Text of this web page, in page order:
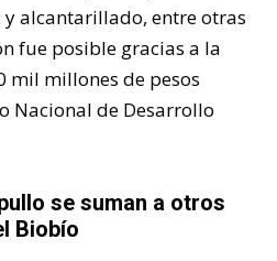
y alcantarillado, entre otras
fue posible gracias a la
mil millones de pesos
Nacional de Desarrollo
se suman a otros
Biobío